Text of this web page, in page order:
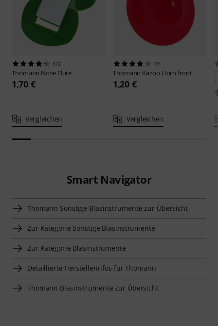
572
Thomann Nose Flute
1,70 €
Vergleichen
19
Thomann Kazoo Horn front
1,20 €
Vergleichen
Smart Navigator
Thomann Sonstige Blasinstrumente zur Übersicht
Zur Kategorie Sonstige Blasinstrumente
Zur Kategorie Blasinstrumente
Detaillierte Herstellerinfos für Thomann
Thomann Blasinstrumente zur Übersicht